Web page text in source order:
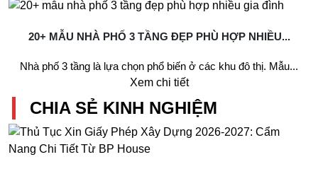
20+ MẪU NHÀ PHỐ 3 TẦNG ĐẸP PHÙ HỢP NHIỀU...
Nhà phố 3 tầng là lựa chọn phổ biến ở các khu đô thị. Mẫu...
Xem chi tiết
CHIA SẺ KINH NGHIỆM